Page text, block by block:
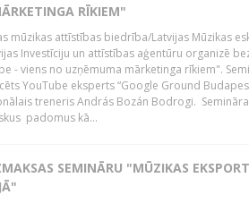
RĪKIEM"
mūzikas attīstības biedrība/Latvijas Mūzikas
Investīciju un attīstības aģentūru organizē
- viens no uzņēmuma mārketinga rīkiem".
YouTube eksperts “Google Ground
treneris András Bozán Bodrogi.
padomus kā...
SEMINĀRU "MŪZIKAS